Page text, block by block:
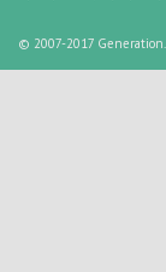
© 2007-2017